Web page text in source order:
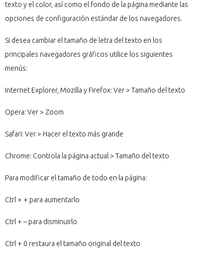
texto y el color, así como el fondo de la página mediante las
opciones de configuración estándar de los navegadores.
Si desea cambiar el tamaño de letra del texto en los
principales navegadores gráficos utilice los siguientes
menús:
Internet Explorer, Mozilla y Firefox: Ver > Tamaño del texto
Opera: Ver > Zoom
Safari: Ver > Hacer el texto más grande
Chrome: Controla la página actual > Tamaño del texto
Para modificar el tamaño de todo en la página:
Ctrl + + para aumentarlo
Ctrl + – para disminuirlo
Ctrl + 0 restaura el tamaño original del texto